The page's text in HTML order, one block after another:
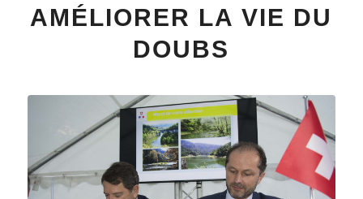
AMÉLIORER LA VIE DU
DOUBS